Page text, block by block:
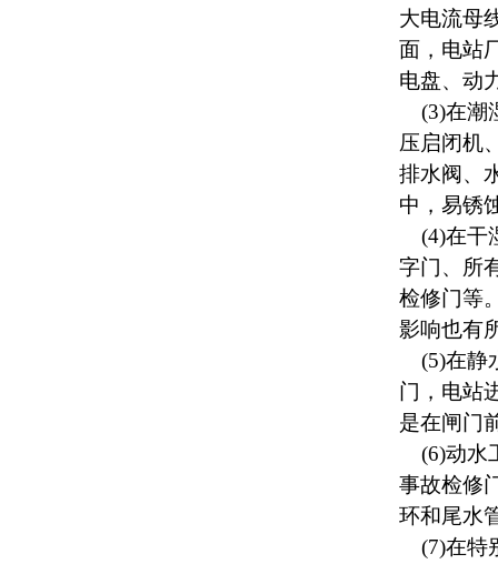
大电流母
面，电站
电盘、动
(3)在潮
压启闭机
排水阀、
中，易锈
(4)在干
字门、所
检修门等
影响也有
(5)在静
门，电站
是在闸门
(6)动水
事故检修
环和尾水
(7)在特